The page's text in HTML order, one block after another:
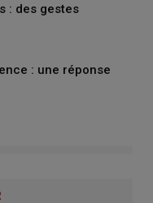
: des gestes
: une réponse